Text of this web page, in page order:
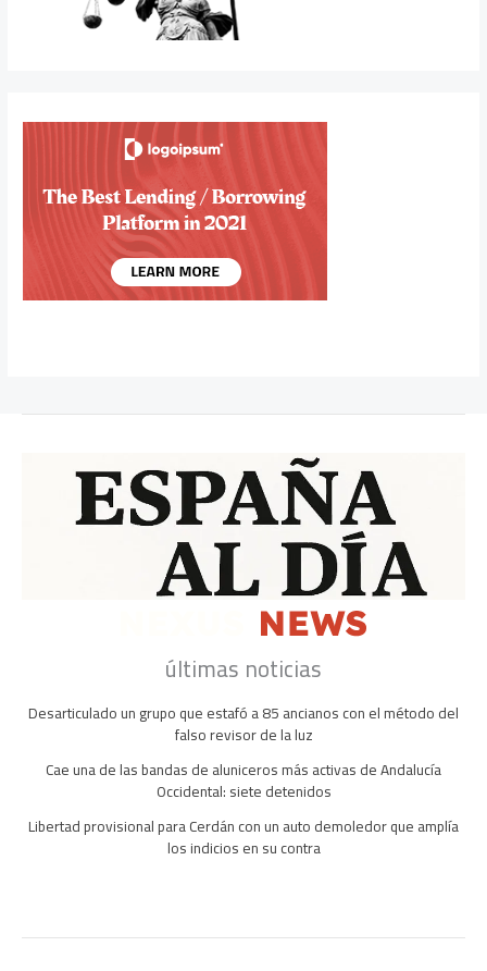
últimas noticias
Desarticulado un grupo que estafó a 85 ancianos con el método del
falso revisor de la luz
Cae una de las bandas de aluniceros más activas de Andalucía
Occidental: siete detenidos
Libertad provisional para Cerdán con un auto demoledor que amplía
los indicios en su contra